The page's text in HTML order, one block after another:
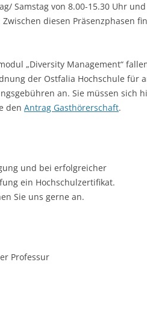
Samstag von 8.00-15.30 Uhr
diesen Präsenzphasen
„Diversity Management“
der Ostfalia Hochschule für
an. Sie müssen sich
den Antrag Gasthörerschaft.
und bei erfolgreicher
ein Hochschulzertifikat.
Sie uns gerne an.
Professur